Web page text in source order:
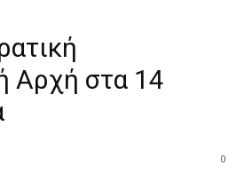
Αρχή στα 14
0